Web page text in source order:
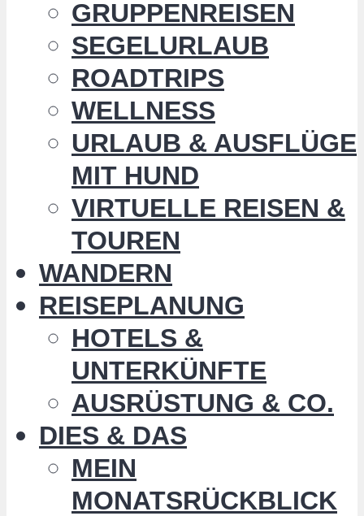
GRUPPENREISEN
SEGELURLAUB
ROADTRIPS
WELLNESS
URLAUB & AUSFLÜGE
MIT HUND
VIRTUELLE REISEN &
TOUREN
WANDERN
REISEPLANUNG
HOTELS &
UNTERKÜNFTE
AUSRÜSTUNG & CO.
DIES & DAS
MEIN
MONATSRÜCKBLICK